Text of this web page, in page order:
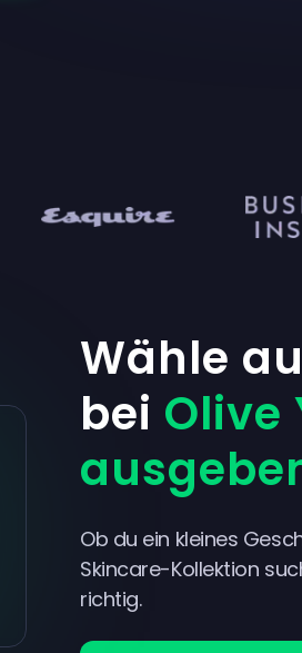
Wähle
bei Olive
Ob du ein kleines
Skincare-Kollektion
richtig.